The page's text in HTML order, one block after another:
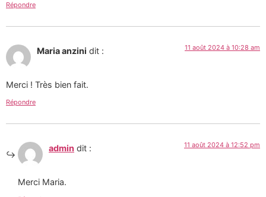
Répondre
Maria anzini dit : 11 août 2024 à 10:28 am
Merci ! Très bien fait.
Répondre
admin dit : 11 août 2024 à 12:52 pm
Merci Maria.